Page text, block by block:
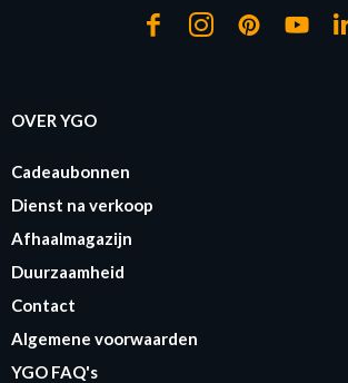
OVER YGO
Cadeaubonnen
Dienst na verkoop
Afhaalmagazijn
Duurzaamheid
Contact
Algemene voorwaarden
YGO FAQ's